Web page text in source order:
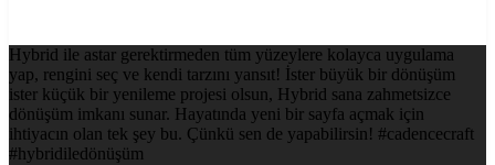
Hybrid ile astar gerektirmeden tüm yüzeylere kolayca uygulama
yap, rengini seç ve kendi tarzını yansıt! İster büyük bir dönüşüm
ister küçük bir yenileme projesi olsun, Hybrid sana zahmetsizce
dönüşüm imkanı sunar. Hayatında yeni bir sayfa açmak için
ihtiyacın olan tek şey bu. Çünkü sen de yapabilirsin! #cadencecraft
#hybridiledönüşüm